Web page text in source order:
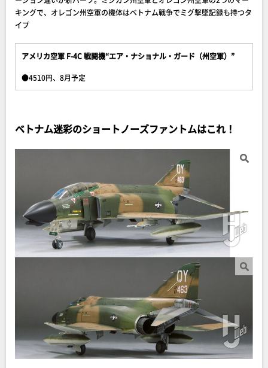
キングで、オレゴン州空軍の機体はベトナム戦争でミグ撃墜記録も持つタ
イプ
アメリカ空軍 F-4C 戦闘機“エア・ナショナル・ガード（州空軍）”
●4510円、8月予定
ベトナム迷彩のショートノーズファントムはこれ！